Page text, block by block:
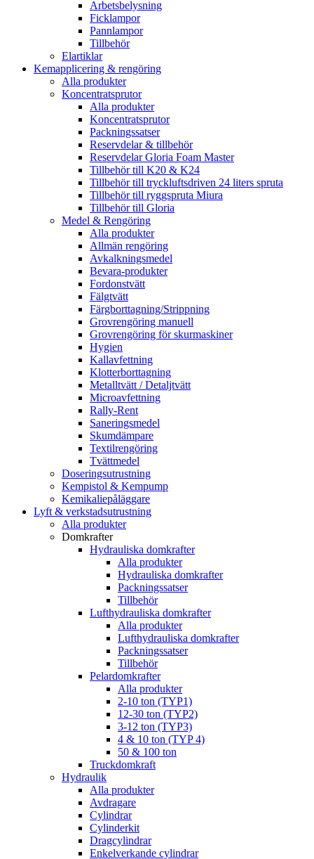
Arbetsbelysning
Ficklampor
Pannlampor
Tillbehör
Elartiklar
Kemapplicering & rengöring
Alla produkter
Koncentratsprutor
Alla produkter
Koncentratsprutor
Packningssatser
Reservdelar & tillbehör
Reservdelar Gloria Foam Master
Tillbehör till K20 & K24
Tillbehör till tryckluftsdriven 24 liters spruta
Tillbehör till ryggspruta Miura
Tillbehör till Gloria
Medel & Rengöring
Alla produkter
Allmän rengöring
Avkalkningsmedel
Bevara-produkter
Fordonstvätt
Fälgtvätt
Färgborttagning/Strippning
Grovrengöring manuell
Grovrengöring för skurmaskiner
Hygien
Kallavfettning
Klotterborttagning
Metalltvätt / Detaljtvätt
Microavfettning
Rally-Rent
Saneringsmedel
Skumdämpare
Textilrengöring
Tvättmedel
Doseringsutrustning
Kempistol & Kempump
Kemikaliepåläggare
Lyft & verkstadsutrustning
Alla produkter
Domkrafter
Hydrauliska domkrafter
Alla produkter
Hydrauliska domkrafter
Packningssatser
Tillbehör
Lufthydrauliska domkrafter
Alla produkter
Lufthydrauliska domkrafter
Packningssatser
Tillbehör
Pelardomkrafter
Alla produkter
2-10 ton (TYP1)
12-30 ton (TYP2)
3-12 ton (TYP3)
4 & 10 ton (TYP 4)
50 & 100 ton
Truckdomkraft
Hydraulik
Alla produkter
Avdragare
Cylindrar
Cylinderkit
Dragcylindrar
Enkelverkande cylindrar